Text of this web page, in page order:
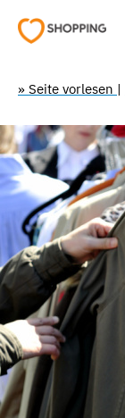
» Seite vorlesen |